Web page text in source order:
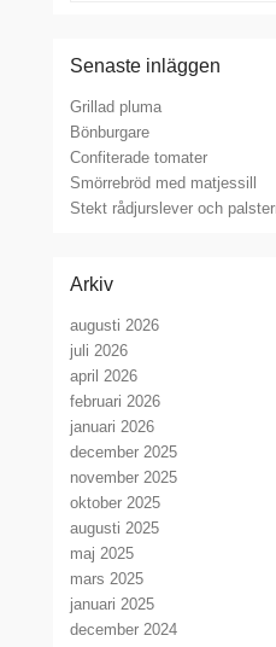
Senaste inläggen
Grillad pluma
Bönburgare
Confiterade tomater
Smörrebröd med matjessill
Stekt rådjurslever och
Arkiv
augusti 2026
juli 2026
april 2026
februari 2026
januari 2026
december 2025
november 2025
oktober 2025
augusti 2025
maj 2025
mars 2025
januari 2025
december 2024